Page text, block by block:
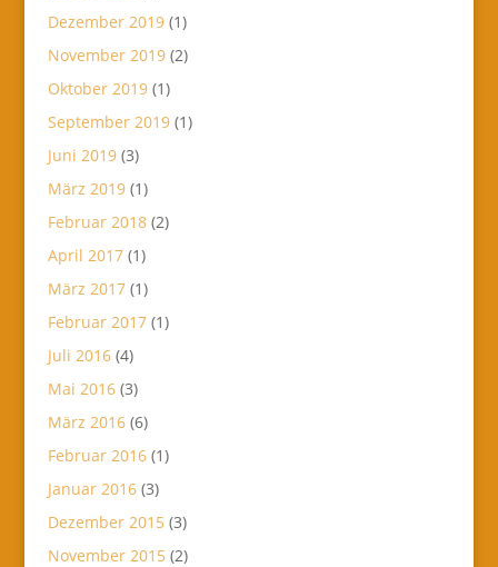
Dezember 2019(1)
November 2019(2)
Oktober 2019(1)
September 2019(1)
Juni 2019(3)
März 2019(1)
Februar 2018(2)
April 2017(1)
März 2017(1)
Februar 2017(1)
Juli 2016(4)
Mai 2016(3)
März 2016(6)
Februar 2016(1)
Januar 2016(3)
Dezember 2015 (3)
November 2015 (2)